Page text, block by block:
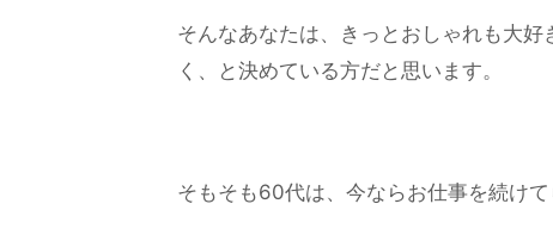
そんなあなたは、きっとおしゃれも大
く、と決めている方だと思います。
そもそも60代は、今ならお仕事を続けて